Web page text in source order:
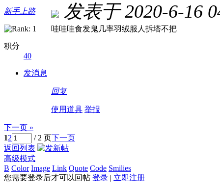
新手上路
积分
40
发消息
发表于 2020-6-16
哇哇哇食发鬼几率羽绒服人拆塔不把
回复
使用道具 举报
下一页 »
12 / 2 页下一页
返回列表
高级模式
B Color Image Link Quote Code Smilies
您需要登录后才可以回帖 登录 | 立即注册